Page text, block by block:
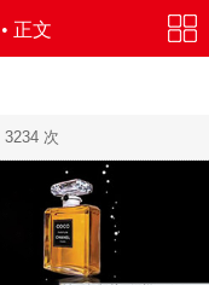
• 正文
3234次